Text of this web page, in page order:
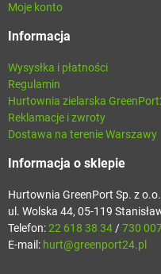
Moje konto
Informacja
Wysysłka i płatności
Regulamin
Hurtownia zielarska
Reklamacje i zwroty
Dostawa na terenie Warszawy
Informacja o sklepie
Hurtownia GreenPort Sp. z o.o.
ul. Wolska 44, 05-119
Telefon:22 618 38 34 /730
E-mail: hurt@greenport24.pl